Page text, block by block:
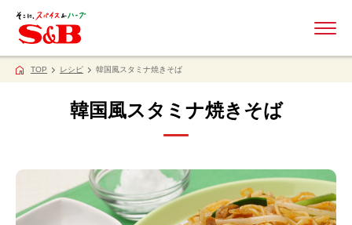
TOP レシピ 韓国風スタミナ焼きそば
韓国風スタミナ焼きそば